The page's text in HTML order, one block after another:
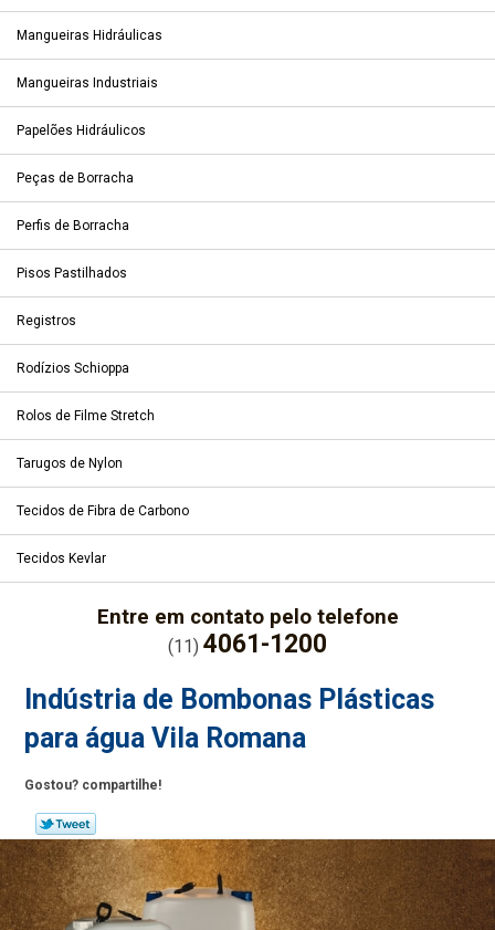
Mangueiras Hidráulicas
Mangueiras Industriais
Papelões Hidráulicos
Peças de Borracha
Perfis de Borracha
Pisos Pastilhados
Registros
Rodízios Schioppa
Rolos de Filme Stretch
Tarugos de Nylon
Tecidos de Fibra de Carbono
Tecidos Kevlar
Entre em contato pelo telefone
(11) 4061-1200
Indústria de Bombonas Plásticas
para água Vila Romana
Gostou? compartilhe!